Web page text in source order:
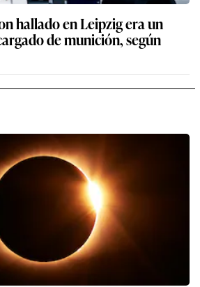
hallado en Leipzig era un
de munición, según